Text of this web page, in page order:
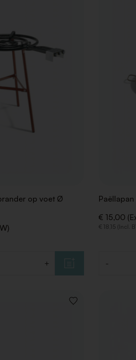
op voet Ø
+
€ 15,00
€ 18,15 (Incl.
-
VOEG